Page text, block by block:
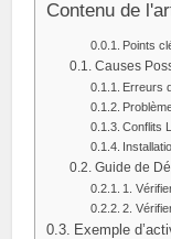
Contenu de
Points
Causes
Erreurs
Conflits
Guide de
1.
2.
Exemple